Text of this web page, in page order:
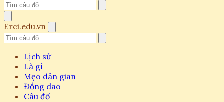
Erci.edu.vn
Lịch sử
Là gì
Mẹo dân gian
Đồng dao
Câu đố